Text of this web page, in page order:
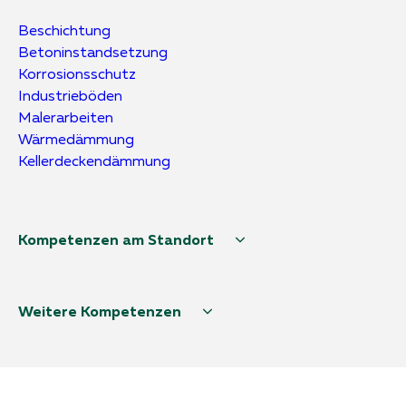
Beschichtung
Betoninstandsetzung
Korrosionsschutz
Industrieböden
Malerarbeiten
Wärmedämmung
Kellerdeckendämmung
Kompetenzen am Standort
Weitere Kompetenzen